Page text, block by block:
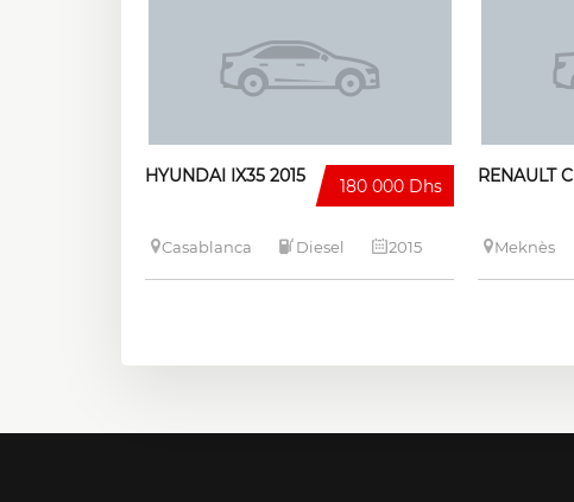
180 000 Dhs
HYUNDAI IX35 2015
Casablanca Diesel 2015
RENAULT
Meknès